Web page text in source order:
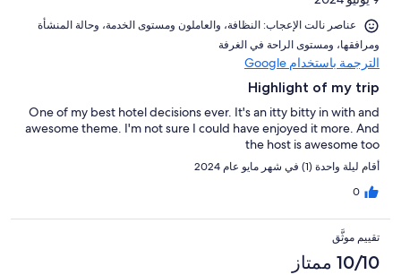
عناصر نالت الإعجاب: ⁦النظافة⁩، و⁦العاملون ومستوى الخدمة⁩، و⁦حالة المنشأة
ومرافقها⁩، و⁦مستوى الراحة في الغرفة⁩
الترجمة باستخدام Google
Highlight of my trip
One of my best hotel decisions ever. It's an itty bitty in with and
awesome theme. I'm not sure I could have enjoyed it more. And
the host is awesome too
أقام ليلة واحدة (1) في شهر مايو عام 2024
0
تقييم موثَّق
10/10 ممتاز